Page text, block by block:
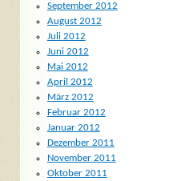
September 2012
August 2012
Juli 2012
Juni 2012
Mai 2012
April 2012
März 2012
Februar 2012
Januar 2012
Dezember 2011
November 2011
Oktober 2011